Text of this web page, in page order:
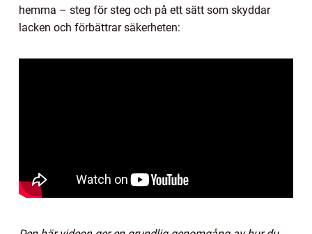
hemma – steg för steg och på ett sätt som skyddar
lacken och förbättrar säkerheten: